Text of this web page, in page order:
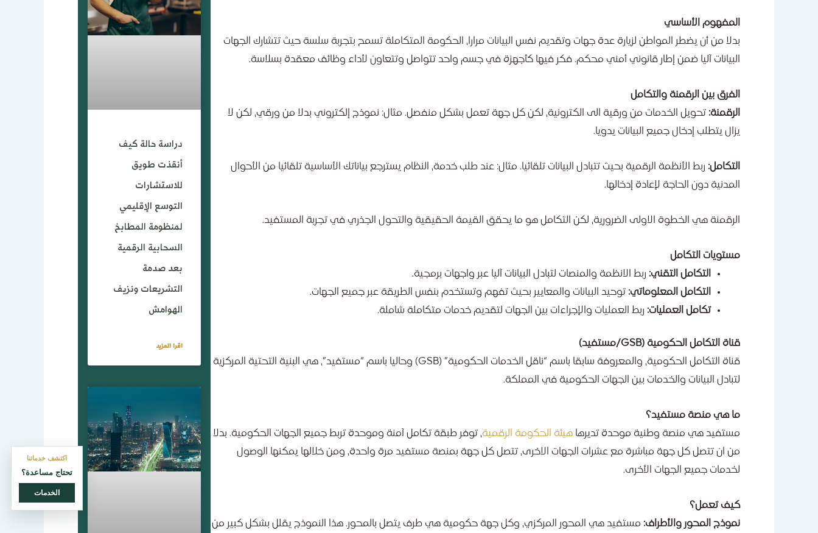
اكتشف خدماتنا
تحتاج مساعدة؟
الخدمات
المفهوم الأساسي
بدلا من أن يضطر المواطن لزيارة عدة جهات وتقديم نفس البيانات مرارا، الحكومة المتكاملة تسمح بتجربة سلسة حيث تتشارك الجهات
البيانات آليا ضمن إطار قانوني أمني محكم. فكر فيها كأجهزة في جسم واحد تتواصل وتتعاون لأداء وظائف معقدة بسلاسة.
الفرق بين الرقمنة والتكامل
الرقمنة: تحويل الخدمات من ورقية الى الكترونية، لكن كل جهة تعمل بشكل منفصل. مثال: نموذج إلكتروني بدلا من ورقي، لكن لا
يزال يتطلب إدخال جميع البيانات يدويا.
التكامل: ربط الأنظمة الرقمية بحيث تتبادل البيانات تلقائيا. مثال: عند طلب خدمة، النظام يسترجع بياناتك الأساسية تلقائيا من الأحوال
المدنية دون الحاجة لإعادة إدخالها.
الرقمنة هي الخطوة الاولى الضرورية، لكن التكامل هو ما يحقق القيمة الحقيقية والتحول الجذري في تجربة المستفيد.
مستويات التكامل
التكامل التقني: ربط الانظمة والمنصات لتبادل البيانات آليا عبر واجهات برمجية.
التكامل المعلوماتي: توحيد البيانات والمعايير بحيث تفهم وتستخدم بنفس الطريقة عبر جميع الجهات.
تكامل العمليات: ربط العمليات والإجراءات بين الجهات لتقديم خدمات متكاملة شاملة.
قناة التكامل الحكومية (GSB/مستفيد)
قناة التكامل الحكومية، والمعروفة سابقا باسم “ناقل الخدمات الحكومية” (GSB) وحاليا باسم “مستفيد”، هي البنية التحتية المركزية
لتبادل البيانات والخدمات بين الجهات الحكومية في المملكة.
ما هي منصة مستفيد؟
مستفيد هي منصة وطنية موحدة تديرها هيئة الحكومة الرقمية، توفر طبقة تكامل آمنة وموحدة تربط جميع الجهات الحكومية. بدلا
من ان تتصل كل جهة مباشرة مع عشرات الجهات الاخرى، تتصل كل جهة بمنصة مستفيد مرة واحدة، ومن خلالها يمكنها الوصول
لخدمات جميع الجهات الأخرى.
كيف تعمل؟
نموذج المحور والأطراف: مستفيد هي المحور المركزي، وكل جهة حكومية هي طرف يتصل بالمحور. هذا النموذج يقلل بشكل كبير من
دراسة حالة كيف
أنقذت طويق
للاستشارات
التوسع الإقليمي
لمنظومة المطابخ
السحابية الرقمية
بعد صدمة
التشريعات ونزيف
الهوامش
اقرا المزيد